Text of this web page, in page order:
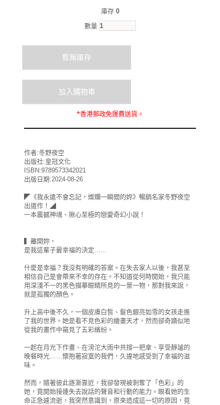
庫存 0
數量
*香港郵政免運費送貨。
作者:冬野夜空
出版社:皇冠文化
ISBN:9789573342021
出版日期:2024-08-26
◤《我永遠不會忘記，燦爛一瞬間的妳》暢銷名家冬野夜空
出道作！◢
一本震撼神魂、揪心至極的戀愛奇幻小說！
▍離開妳，
是我這輩子最幸福的決定……
什麼是幸福？我沒有明確的答案。在失去家人以後，我甚至
相信自己是會帶來不幸的存在。不知道從何時開始，我只能
用深淺不一的黑色描摹眼睛所見的一景一物，那對我來說，
就是孤獨的顏色。
升上高中後不久，一個皮膚白皙、髮色銀亮如雪的女孩走進
了我的世界。她是看不見色彩的繪畫天才，然而卻奇蹟似地
從我的畫作中窺見了五彩繽紛。
一起在月光下作畫、在滂沱大雨中共撐一把傘、享受靜謐的
晚餐時光……懷抱著寂寞的我們，久違地感受到了幸福的滋
味。
然而，隨著彼此逐漸靠近，我卻發現被剝奪了「色彩」的
她，竟開始接連失去說話的聲音和行動的能力。眼看她的生
命正急遽流逝，我突然意識到，原來造成這一切的原因，竟